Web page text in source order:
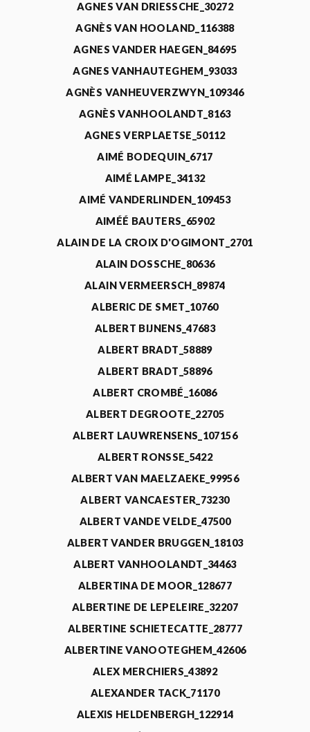
AGNES VAN DRIESSCHE_30272
AGNÈS VAN HOOLAND_116388
AGNES VANDER HAEGEN_84695
AGNES VANHAUTEGHEM_93033
AGNÈS VANHEUVERZWYN_109346
AGNÈS VANHOOLANDT_8163
AGNES VERPLAETSE_50112
AIMÉ BODEQUIN_6717
AIMÉ LAMPE_34132
AIMÉ VANDERLINDEN_109453
AIMÉÉ BAUTERS_65902
ALAIN DE LA CROIX D'OGIMONT_2701
ALAIN DOSSCHE_80636
ALAIN VERMEERSCH_89874
ALBERIC DE SMET_10760
ALBERT BIJNENS_47683
ALBERT BRADT_58889
ALBERT BRADT_58896
ALBERT CROMBÉ_16086
ALBERT DEGROOTE_22705
ALBERT LAUWRENSENS_107156
ALBERT RONSSE_5422
ALBERT VAN MAELZAEKE_99956
ALBERT VANCAESTER_73230
ALBERT VANDE VELDE_47500
ALBERT VANDER BRUGGEN_18103
ALBERT VANHOOLANDT_34463
ALBERTINA DE MOOR_128677
ALBERTINE DE LEPELEIRE_32207
ALBERTINE SCHIETECATTE_28777
ALBERTINE VANOOTEGHEM_42606
ALEX MERCHIERS_43892
ALEXANDER TACK_71170
ALEXIS HELDENBERGH_122914